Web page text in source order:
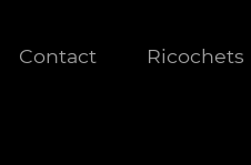
Contact Ricochets